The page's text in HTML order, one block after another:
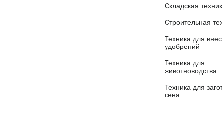
Складская
Строительная
Техника для
удобрений
Техника для
животноводства
Техника для
сена